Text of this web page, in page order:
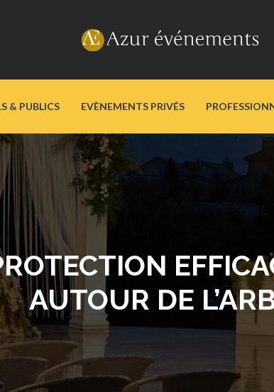
& PUBLICS EVÈNEMENTS PRIVÉS
AUTOUR DE